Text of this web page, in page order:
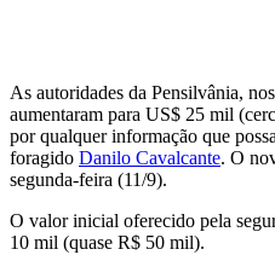
As autoridades da Pensilvânia, nos
aumentaram para US$ 25 mil
por qualquer informação que
foragido Danilo Cavalcante. O
segunda-feira (11/9).
O valor inicial oferecido pela
10 mil (quase R$ 50 mil).